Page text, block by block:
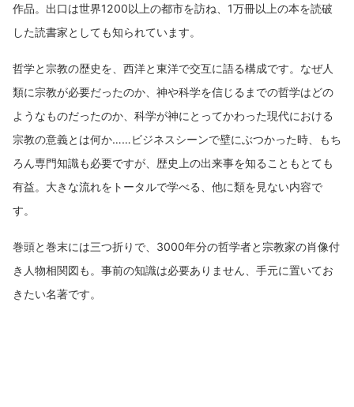
作品。出口は世界1200以上の都市を訪ね、1万冊以上の本を読破
した読書家としても知られています。
哲学と宗教の歴史を、西洋と東洋で交互に語る構成です。なぜ人
類に宗教が必要だったのか、神や科学を信じるまでの哲学はどの
ようなものだったのか、科学が神にとってかわった現代における
宗教の意義とは何か……ビジネスシーンで壁にぶつかった時、もち
ろん専門知識も必要ですが、歴史上の出来事を知ることもとても
有益。大きな流れをトータルで学べる、他に類を見ない内容で
す。
巻頭と巻末には三つ折りで、3000年分の哲学者と宗教家の肖像付
き人物相関図も。事前の知識は必要ありません、手元に置いてお
きたい名著です。